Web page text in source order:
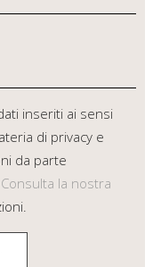
inseriti ai sensi
di privacy e
da parte
Consulta la nostra